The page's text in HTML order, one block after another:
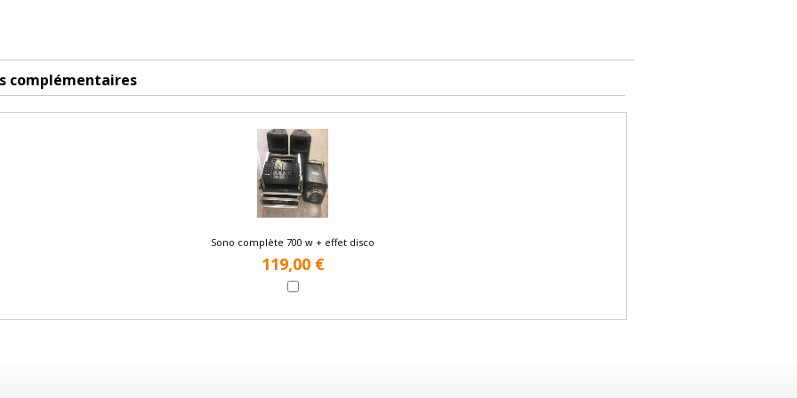
complémentaires
Sono complète 700 w + effet disco
119,00 €